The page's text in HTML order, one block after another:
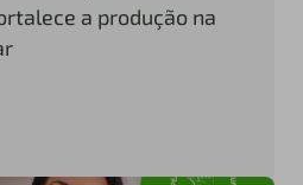
a produção na